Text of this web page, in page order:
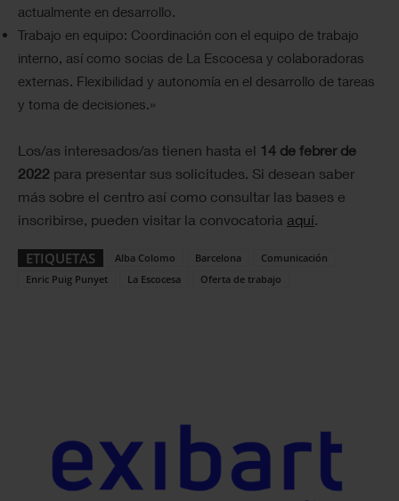
actualmente en desarrollo.
Trabajo en equipo: Coordinación con el equipo de trabajo
interno, así como socias de La Escocesa y colaboradoras
externas. Flexibilidad y autonomía en el desarrollo de tareas
y toma de decisiones.»
Los/as interesados/as tienen hasta el 14 de febrer de
2022 para presentar sus solicitudes. Si desean saber
más sobre el centro así como consultar las bases e
inscribirse, pueden visitar la convocatoria aquí.
ETIQUETAS Alba Colomo Barcelona
Comunicación
Enric Puig Punyet
La Escocesa Oferta de trabajo